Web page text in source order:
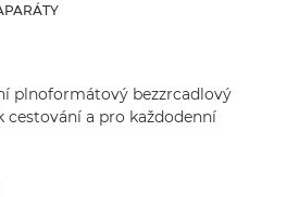
plnoformátový bezzrcadlový
cestování a pro každodenní